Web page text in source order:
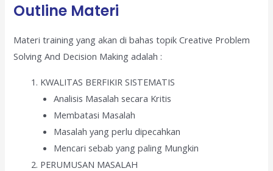
Outline Materi
Materi training yang akan di bahas topik Creative Problem
Solving And Decision Making adalah :
KWALITAS BERFIKIR SISTEMATIS
Analisis Masalah secara Kritis
Membatasi Masalah
Masalah yang perlu dipecahkan
Mencari sebab yang paling Mungkin
PERUMUSAN MASALAH